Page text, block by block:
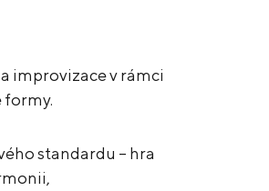
improvizace v rámci
formy.
standardu – hra